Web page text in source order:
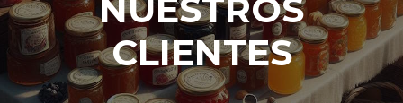
NUESTROS
CLIENTES